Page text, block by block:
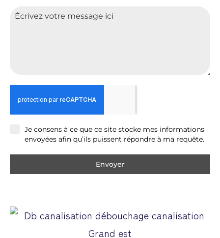
Je consens à ce que ce site stocke mes informations
envoyées afin qu’ils puissent répondre à ma requête.
Envoyer